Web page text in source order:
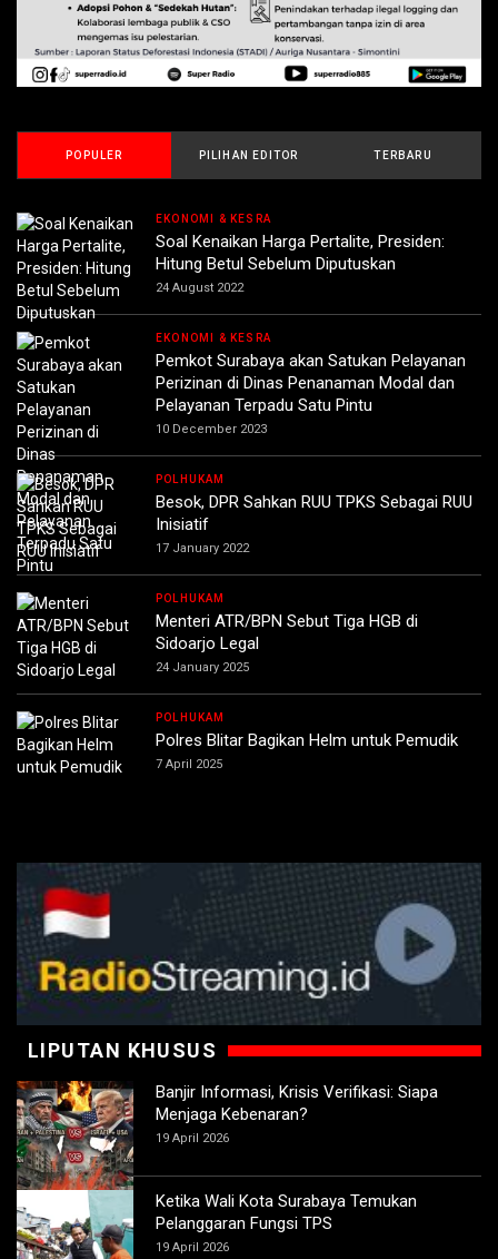
POPULER PILIHAN EDITOR TERBARU
EKONOMI & KESRA
Soal Kenaikan Harga Pertalite, Presiden:
Hitung Betul Sebelum Diputuskan
24 August 2022
EKONOMI & KESRA
Pemkot Surabaya akan Satukan Pelayanan
Perizinan di Dinas Penanaman Modal dan
Pelayanan Terpadu Satu Pintu
10 December 2023
POLHUKAM
Besok, DPR Sahkan RUU TPKS Sebagai RUU
Inisiatif
17 January 2022
POLHUKAM
Menteri ATR/BPN Sebut Tiga HGB di
Sidoarjo Legal
24 January 2025
POLHUKAM
Polres Blitar Bagikan Helm untuk Pemudik
7 April 2025
LIPUTAN KHUSUS
Banjir Informasi, Krisis Verifikasi: Siapa
Menjaga Kebenaran?
19 April 2026
Ketika Wali Kota Surabaya Temukan
Pelanggaran Fungsi TPS
19 April 2026